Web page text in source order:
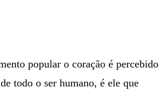
popular o coração é percebido
todo o ser humano, é ele que